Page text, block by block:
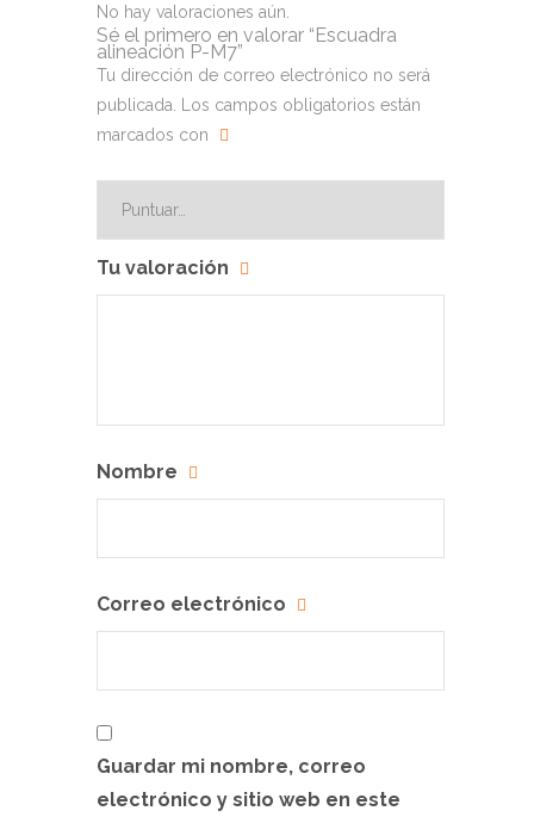
No hay valoraciones aún.
Sé el primero en valorar “Escuadra
alineación P-M7”
Tu dirección de correo electrónico no será
publicada.
Los campos obligatorios están
marcados con
Tu valoración
Nombre
Correo electrónico
Guardar mi nombre, correo
electrónico y sitio web en este